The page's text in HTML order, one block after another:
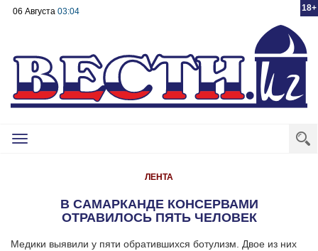
18+
06 Августа 03:04
Toggle
ЛЕНТА
В САМАРКАНДЕ КОНСЕРВАМИ
ОТРАВИЛОСЬ ПЯТЬ ЧЕЛОВЕК
Медики выявили у пяти обратившихся ботулизм. Двое из них